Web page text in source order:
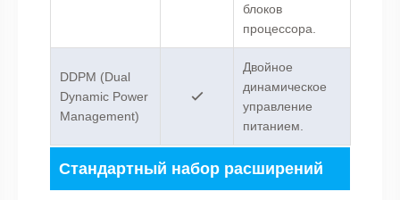
блоков
процессора.
DDPM (Dual
Dynamic Power
Management)
Двойное
динамическое
управление
питанием.
Стандартный набор расширений